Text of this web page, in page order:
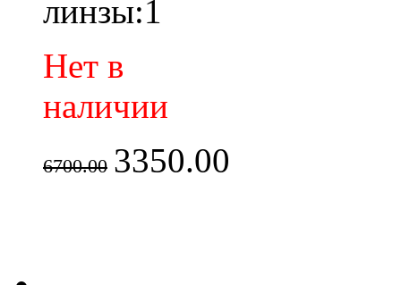
линзы:1
Нет в
наличии
6700.00 3350.00